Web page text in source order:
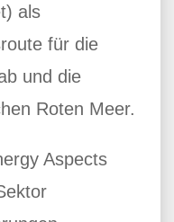
als
für die
und die
Roten Meer.
Aspects